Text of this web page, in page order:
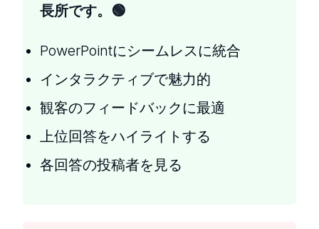
長所です。
PowerPointにシームレスに統合
インタラクティブで魅力的
観客のフィードバックに最適
上位回答をハイライトする
各回答の投稿者を見る